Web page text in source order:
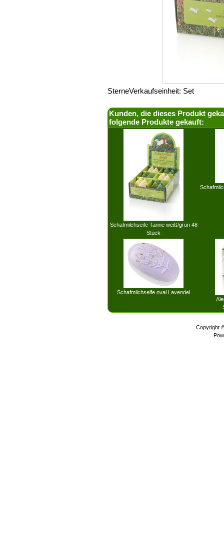
SterneVerkaufseinheit: Set
Kunden, die dieses Produkt
folgende Produkte gekauft:
Schafmilchseife Tanne weiß/grün 48
Stück
Schafmilchseife oval Lavendel
Copyright